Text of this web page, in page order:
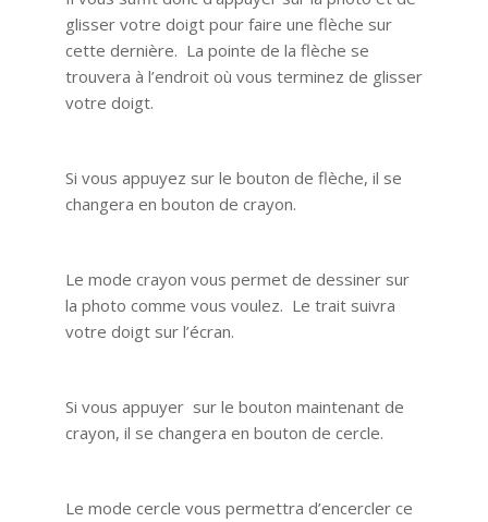
glisser votre doigt pour faire une flèche sur
cette dernière. La pointe de la flèche se
trouvera à l’endroit où vous terminez de glisser
votre doigt.
Si vous appuyez sur le bouton de flèche, il se
changera en bouton de crayon.
Le mode crayon vous permet de dessiner sur
la photo comme vous voulez. Le trait suivra
votre doigt sur l’écran.
Si vous appuyer sur le bouton maintenant de
crayon, il se changera en bouton de cercle.
Le mode cercle vous permettra d’encercler ce